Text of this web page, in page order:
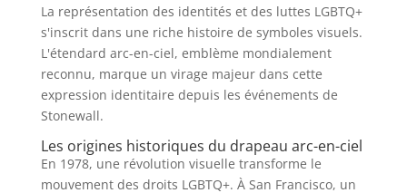
La représentation des identités et des luttes LGBTQ+
s'inscrit dans une riche histoire de symboles visuels.
L'étendard arc-en-ciel, emblème mondialement
reconnu, marque un virage majeur dans cette
expression identitaire depuis les événements de
Stonewall.
Les origines historiques du drapeau arc-en-ciel
En 1978, une révolution visuelle transforme le
mouvement des droits LGBTQ+. À San Francisco, un